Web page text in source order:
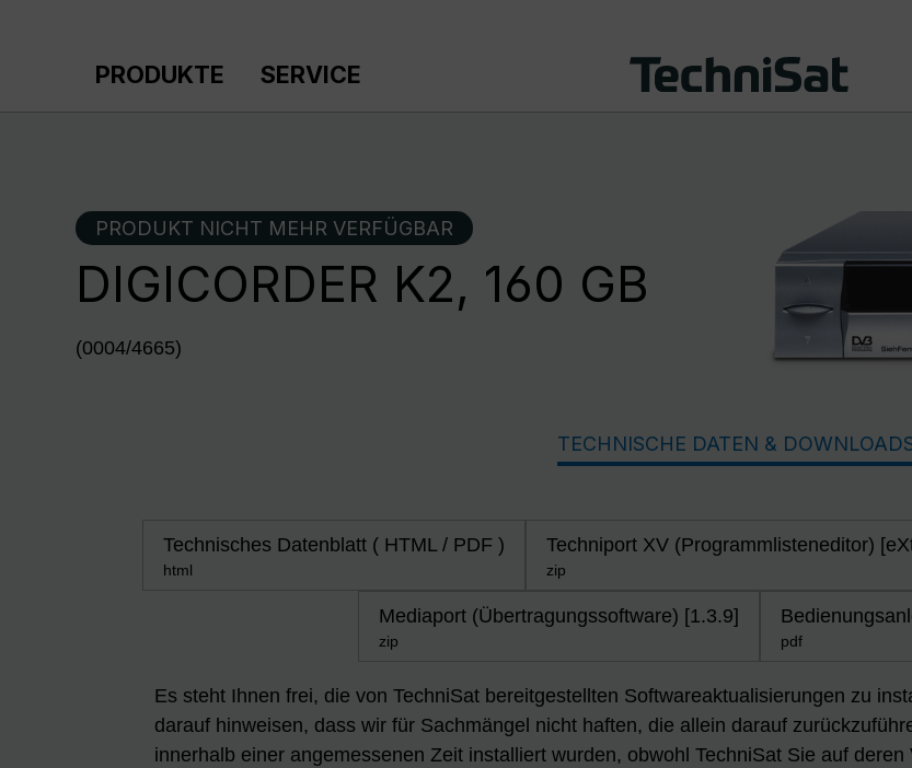
PRODUKTE SERVICE
PRODUKT NICHT MEHR VERFÜGBAR
DIGICORDER K2, 160 GB
(0004/4665)
TECHNISCHE DATEN &
Technisches Datenblatt ( HTML / PDF )
html
Techniport XV (Programmlisteneditor)
zip
Mediaport (Übertragungssoftware) [1.3.9]
zip pdf
Es steht Ihnen frei, die von TechniSat bereitgestellten Softwareaktualisierungen zu
darauf hinweisen, dass wir für Sachmängel nicht haften, die allein darauf
innerhalb einer angemessenen Zeit installiert wurden, obwohl TechniSat Sie auf